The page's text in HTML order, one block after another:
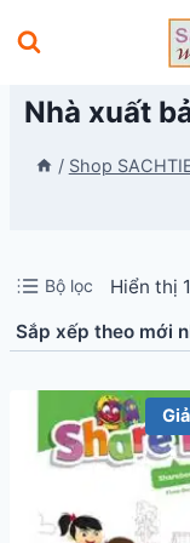
to
Nhà xuất
/ Shop
Bộ lọc Hiển thị